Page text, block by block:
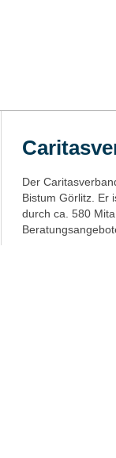
Der
Bistum Görlitz. Er
durch ca. 580